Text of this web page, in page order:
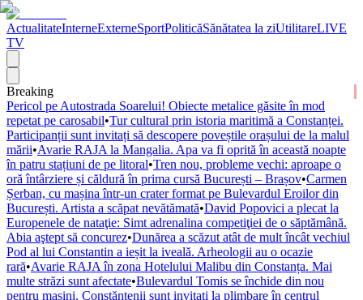
ActualitateInterneExterneSportPoliticăSănătatea la ziUtilitareLIVE
TV
Breaking
Pericol pe Autostrada Soarelui! Obiecte metalice găsite în mod
repetat pe carosabil•Tur cultural prin istoria maritimă a Constanței.
Participanții sunt invitați să descopere poveștile orașului de la malul
mării•Avarie RAJA la Mangalia. Apa va fi oprită în această noapte
în patru stațiuni de pe litoral•Tren nou, probleme vechi: aproape o
oră întârziere și căldură în prima cursă București – Brașov•Carmen
Șerban, cu mașina într-un crater format pe Bulevardul Eroilor din
București. Artista a scăpat nevătămată•David Popovici a plecat la
Europenele de nataţie: Simt adrenalina competiţiei de o săptămână.
Abia aştept să concurez•Dunărea a scăzut atât de mult încât vechiul
Pod al lui Constantin a ieșit la iveală. Arheologii au o ocazie
rară•Avarie RAJA în zona Hotelului Malibu din Constanța. Mai
multe străzi sunt afectate•Bulevardul Tomis se închide din nou
pentru mașini. Constănțenii sunt invitați la plimbare în centrul